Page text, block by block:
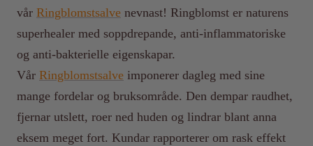
vår Ringblomstsalve nevnast! Ringblomst er naturens
superhealer med soppdrepande, anti-inflammatoriske
og anti-bakterielle eigenskapar.
Vår Ringblomstsalve imponerer dagleg med sine
mange fordelar og bruksområde. Den dempar raudhet,
fjernar utslett, roer ned huden og lindrar blant anna
eksem meget fort. Kundar rapporterer om rask effekt